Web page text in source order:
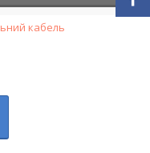
кабель